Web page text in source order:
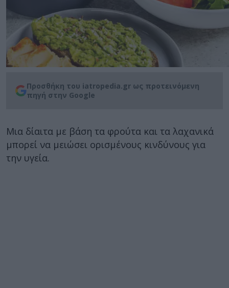
Προσθήκη του iatropedia.gr ως προτεινόμενη
πηγή στην Google
Μια δίαιτα με βάση τα φρούτα και τα λαχανικά
μπορεί να μειώσει ορισμένους κινδύνους για
την υγεία.